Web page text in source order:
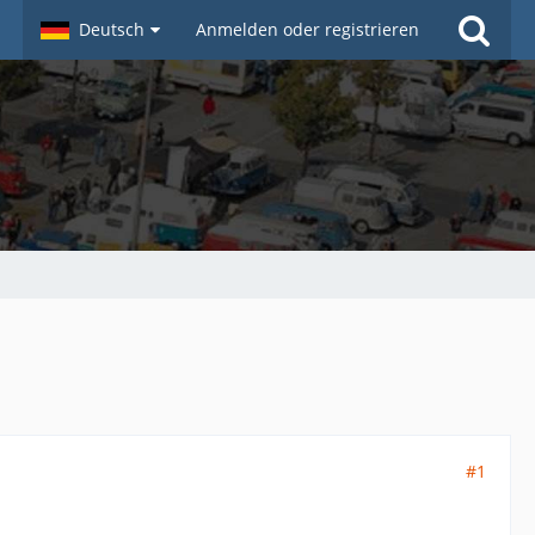
Deutsch Anmelden oder registrieren
#1